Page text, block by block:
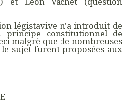
légistavive n'a introduit de
principe constitutionnel de
malgrè que de nombreuses
sujet furent proposées aux